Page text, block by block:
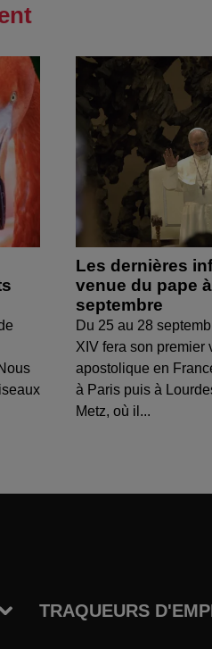
Les dernières
venue du pape
septembre
Du 25 au 28
XIV fera son premier
apostolique en
à Paris puis à
Metz, où il...
TRAQUEURS